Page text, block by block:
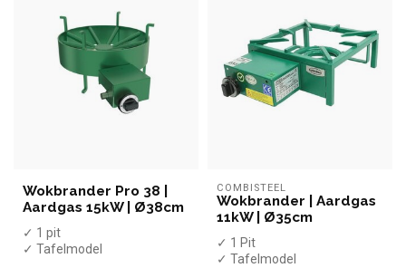
Wokbrander Pro 38 |
Aardgas 15kW | Ø38cm
✓ 1 pit
✓ Tafelmodel
COMBISTEEL
Wokbrander | Aardgas
11kW | Ø35cm
✓ 1 Pit
✓ Tafelmodel